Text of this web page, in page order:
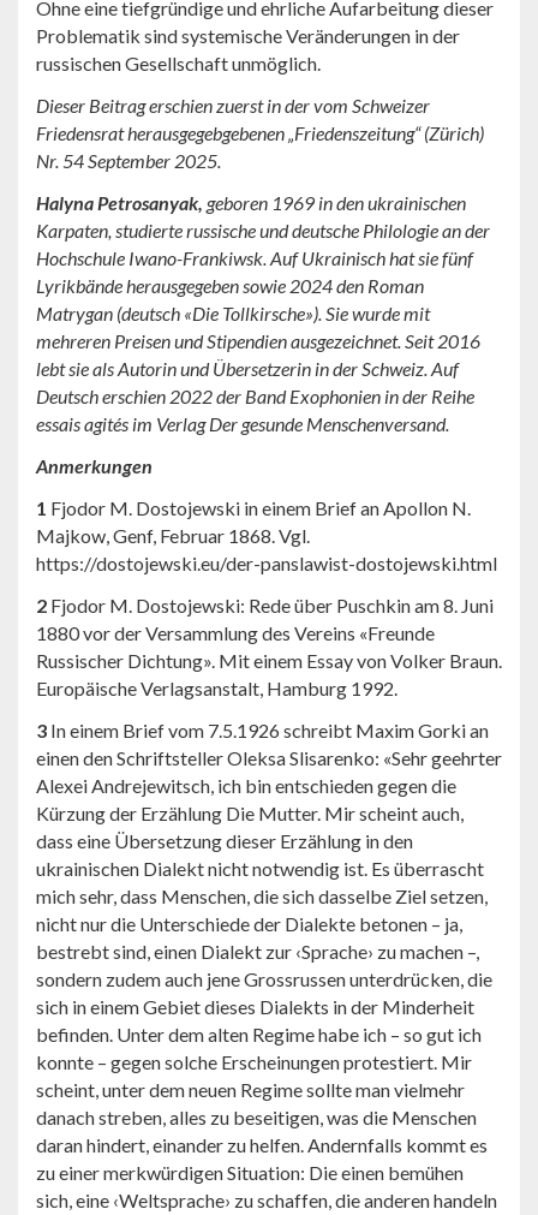
Ohne eine tiefgründige und ehrliche Aufarbeitung dieser
Problematik sind systemische Veränderungen in der
russischen Gesellschaft unmöglich.
Dieser Beitrag erschien zuerst in der vom Schweizer
Friedensrat herausgegebgebenen „Friedenszeitung“ (Zürich)
Nr. 54 September 2025.
Halyna Petrosanyak, geboren 1969 in den ukrainischen
Karpaten, studierte russische und deutsche Philologie an der
Hochschule Iwano-Frankiwsk. Auf Ukrainisch hat sie fünf
Lyrikbände herausgegeben sowie 2024 den Roman
Matrygan (deutsch «Die Tollkirsche»). Sie wurde mit
mehreren Preisen und Stipendien ausgezeichnet. Seit 2016
lebt sie als Autorin und Übersetzerin in der Schweiz. Auf
Deutsch erschien 2022 der Band Exophonien in der Reihe
essais agités im Verlag Der gesunde Menschenversand.
Anmerkungen
1 Fjodor M. Dostojewski in einem Brief an Apollon N.
Majkow, Genf, Februar 1868. Vgl.
https://dostojewski.eu/der-panslawist-dostojewski.html
2 Fjodor M. Dostojewski: Rede über Puschkin am 8. Juni
1880 vor der Versammlung des Vereins «Freunde
Russischer Dichtung». Mit einem Essay von Volker Braun.
Europäische Verlagsanstalt, Hamburg 1992.
3 In einem Brief vom 7.5.1926 schreibt Maxim Gorki an
einen den Schriftsteller Oleksa Slisarenko: «Sehr geehrter
Alexei Andrejewitsch, ich bin entschieden gegen die
Kürzung der Erzählung Die Mutter. Mir scheint auch,
dass eine Übersetzung dieser Erzählung in den
ukrainischen Dialekt nicht notwendig ist. Es überrascht
mich sehr, dass Menschen, die sich dasselbe Ziel setzen,
nicht nur die Unterschiede der Dialekte betonen – ja,
bestrebt sind, einen Dialekt zur ‹Sprache› zu machen –,
sondern zudem auch jene Grossrussen unterdrücken, die
sich in einem Gebiet dieses Dialekts in der Minderheit
befinden. Unter dem alten Regime habe ich – so gut ich
konnte – gegen solche Erscheinungen protestiert. Mir
scheint, unter dem neuen Regime sollte man vielmehr
danach streben, alles zu beseitigen, was die Menschen
daran hindert, einander zu helfen. Andernfalls kommt es
zu einer merkwürdigen Situation: Die einen bemühen
sich, eine ‹Weltsprache› zu schaffen, die anderen handeln